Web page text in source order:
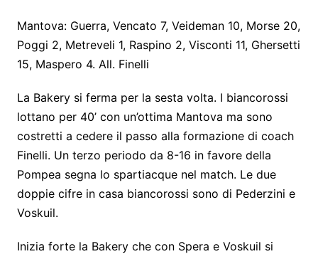
Mantova: Guerra, Vencato 7, Veideman 10, Morse 20,
Poggi 2, Metreveli 1, Raspino 2, Visconti 11, Ghersetti
15, Maspero 4. All. Finelli
La Bakery si ferma per la sesta volta. I biancorossi
lottano per 40’ con un’ottima Mantova ma sono
costretti a cedere il passo alla formazione di coach
Finelli. Un terzo periodo da 8-16 in favore della
Pompea segna lo spartiacque nel match. Le due
doppie cifre in casa biancorossi sono di Pederzini e
Voskuil.
Inizia forte la Bakery che con Spera e Voskuil si